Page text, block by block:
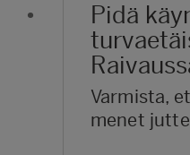
•
Pidä
Varmista,
menet